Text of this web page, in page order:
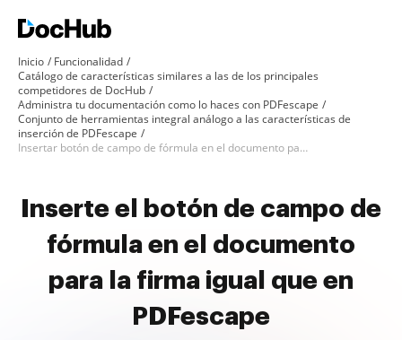
Inicio
Funcionalidad
Catálogo de características similares a las de los principales
competidores de DocHub
Administra tu documentación como lo haces con PDFescape
Conjunto de herramientas integral análogo a las características de
inserción de PDFescape
Insertar botón de campo de fórmula en el documento para firma como en PDFescape
Inserte el botón de campo de
fórmula en el documento
para la firma igual que en
PDFescape